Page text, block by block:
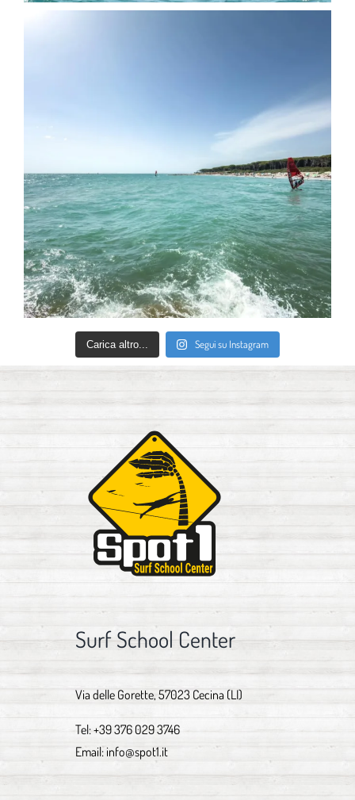
Carica altro... Segui su Instagram
Surf School Center
Via delle Gorette, 57023 Cecina (LI)
Tel:+39 376 029 3746
Email: info@spot1.it